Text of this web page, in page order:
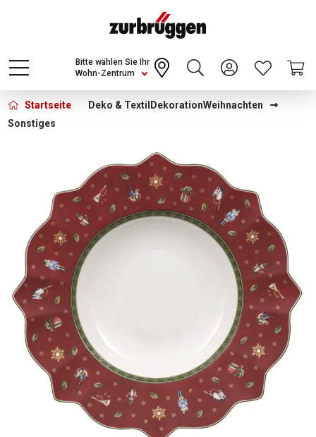
Choose a different country or region to see
content for your location and shop online
CONTINUE
Wohn-Zentrum
Bitte wählen Sie Ihr
Startseite Deko & Textil DekorationWeihnachten
Sonstiges